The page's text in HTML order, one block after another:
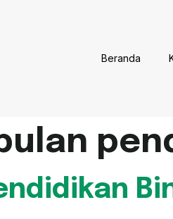
Beranda